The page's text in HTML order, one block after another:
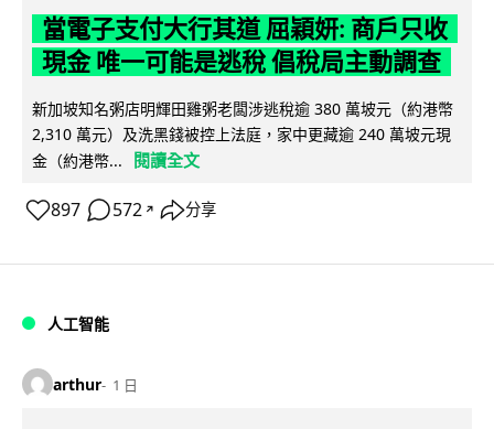
當電子支付大行其道 屈穎妍: 商戶只收
現金 唯一可能是逃稅 倡稅局主動調查
新加坡知名粥店明輝田雞粥老闆涉逃稅逾 380 萬坡元（約港幣
2,310 萬元）及洗黑錢被控上法庭，家中更藏逾 240 萬坡元現
金（約港幣...
閱讀全文
897 572 ↗ 分享
人工智能
arthur 1 日